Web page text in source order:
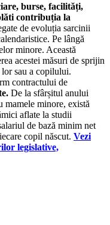
burse, facilități,
contribuția la
de evoluția sarcinii
Pe lângă
minore. Această
acestei măsuri de sprijin
lor sau a copilului.
contractului de
De la sfârșitul anului
mamele minore, există
aflate la studii
de bază minim net
copil născut. Vezi
legislative,